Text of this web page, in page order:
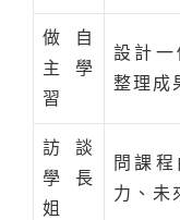
做自
主學
習
設計一
整理成
訪談
學長
姐
問課
力、未